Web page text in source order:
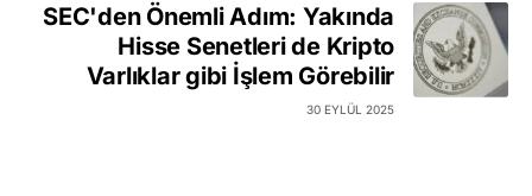
SEC'den Önemli Adım: Yakında
Hisse Senetleri de Kripto
Varlıklar gibi İşlem Görebilir
30 EYLÜL 2025